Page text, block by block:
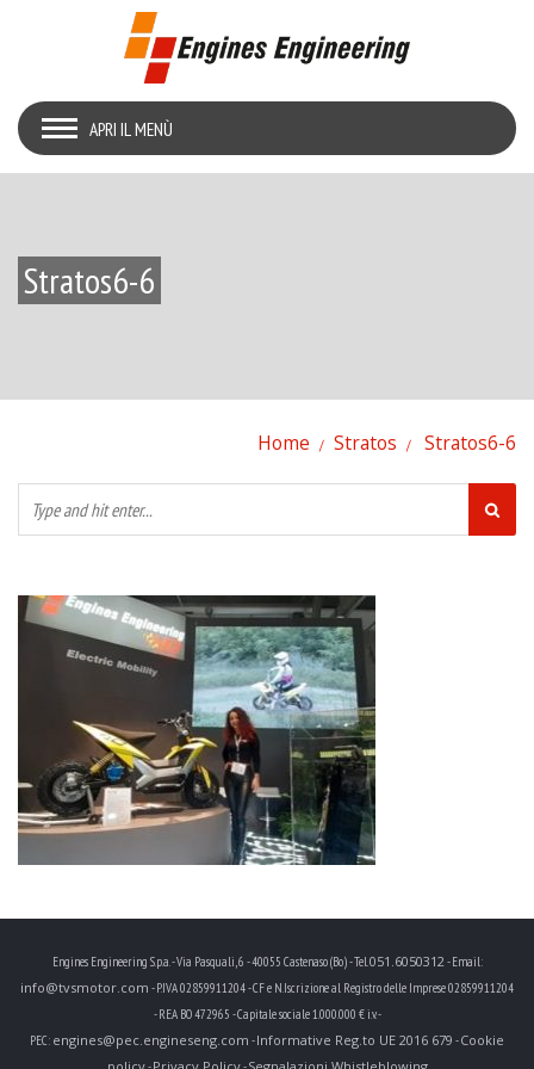
APRI IL MENÙ
Stratos6-6
Home Stratos Stratos6-6
Engines Engineering S.p.a. - Via Pasquali, 6 - 40055 Castenaso (Bo) - Tel.051.6050312- Email:
info@tvsmotor.com - P.IVA 02859911204 - CF e N.Iscrizione al Registro delle Imprese 02859911204
- REA BO 472965 - Capitale sociale 1.000.000 € i.v. -
PEC: engines@pec.engineseng.com -Informative Reg.to UE 2016 679 -Cookie